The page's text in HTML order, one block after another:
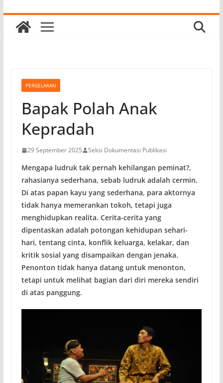
PERGELARAN
Bapak Polah Anak
Kepradah
29 September 2025 Seksi Dokumentasi Publikasi
Mengapa ludruk tak pernah kehilangan peminat?,
rahasianya sederhana, sebab ludruk adalah cermin.
Di atas papan kayu yang sederhana, para aktornya
tidak hanya memerankan tokoh, tetapi juga
menghidupkan realita. Cerita-cerita yang
dipentaskan adalah potongan kehidupan sehari-
hari, tentang cinta, konflik keluarga, kelakar, dan
kritik sosial yang disampaikan dengan jenaka.
Penonton tidak hanya datang untuk menonton,
tetapi untuk melihat bagian dari diri mereka sendiri
di atas panggung.